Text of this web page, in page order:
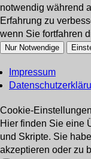
notwendig während
Erfahrung zu
wenn Sie fortfahren
Nur Notwendige
Impressum
Cookie-Einstellungen
Hier finden Sie eine
und Skripte. Sie
akzeptieren oder zu